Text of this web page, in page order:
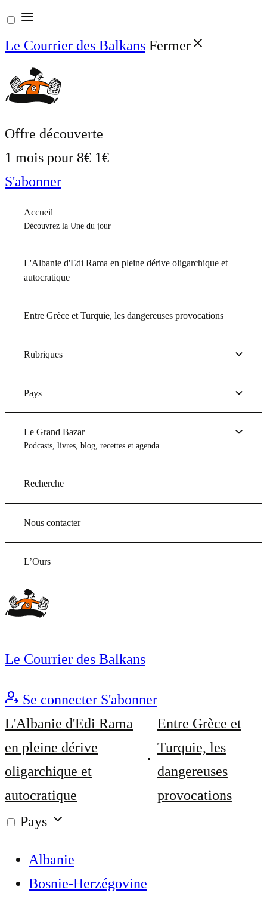
Aller
au
contenu
Le Courrier des Balkans Fermer
Offre découverte
1 mois pour 8€ 1€
S'abonner
Accueil
Découvrez la Une du jour
L'Albanie d'Edi Rama en pleine dérive oligarchique et
autocratique
Entre Grèce et Turquie, les dangereuses provocations
Rubriques
Pays
Le Grand Bazar
Podcasts, livres, blog, recettes et agenda
Recherche
Nous contacter
L’Ours
Le Courrier des Balkans
Se connecter S'abonner
L'Albanie d'Edi Rama
en pleine dérive
oligarchique et
autocratique
Entre Grèce et
Turquie, les
dangereuses
provocations
Pays
Albanie
Bosnie-Herzégovine